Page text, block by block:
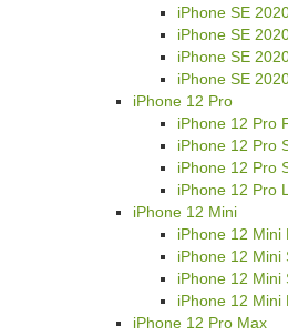
iPhone SE
iPhone SE
iPhone SE
iPhone SE
iPhone 12 Pro
iPhone 12 Pro
iPhone 12 Pro
iPhone 12 Pro
iPhone 12 Pro
iPhone 12 Mini
iPhone 12 Mini
iPhone 12 Mini
iPhone 12 Mini
iPhone 12 Mini
iPhone 12 Pro Max